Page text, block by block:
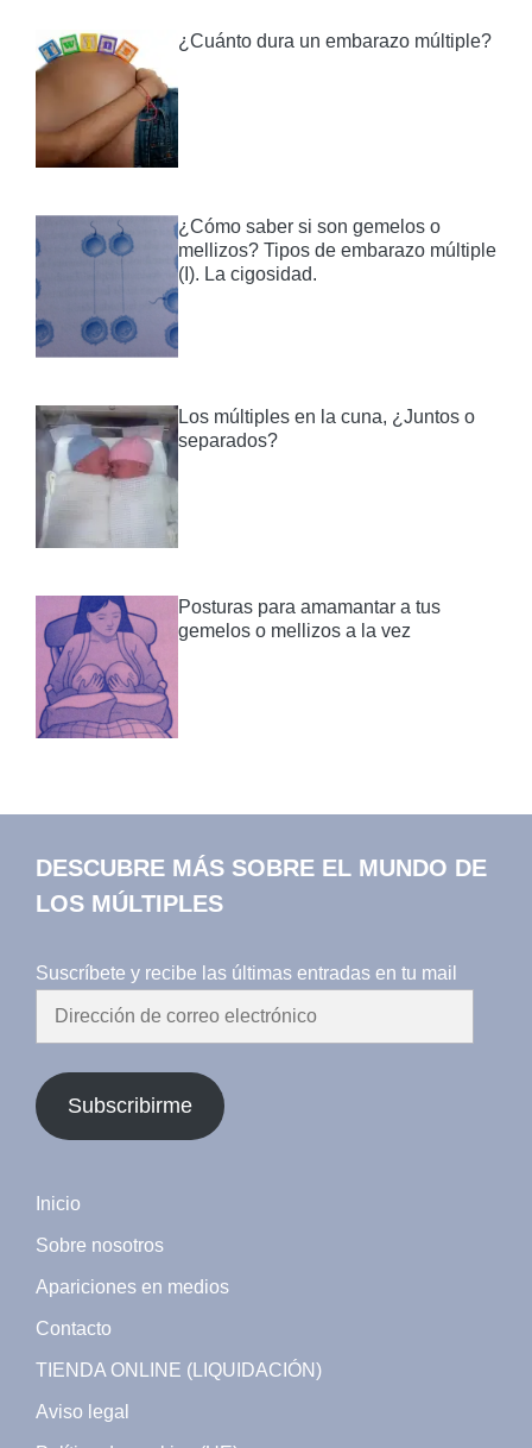
¿Cuánto dura un embarazo múltiple?
¿Cómo saber si son gemelos o
mellizos? Tipos de embarazo múltiple
(I). La cigosidad.
Los múltiples en la cuna, ¿Juntos o
separados?
Posturas para amamantar a tus
gemelos o mellizos a la vez
DESCUBRE MÁS SOBRE EL MUNDO DE
LOS MÚLTIPLES
Suscríbete y recibe las últimas entradas en tu mail
Dirección
correo
electrónico
Subscribirme
Inicio
Sobre nosotros
Apariciones en medios
Contacto
TIENDA ONLINE (LIQUIDACIÓN)
Aviso legal